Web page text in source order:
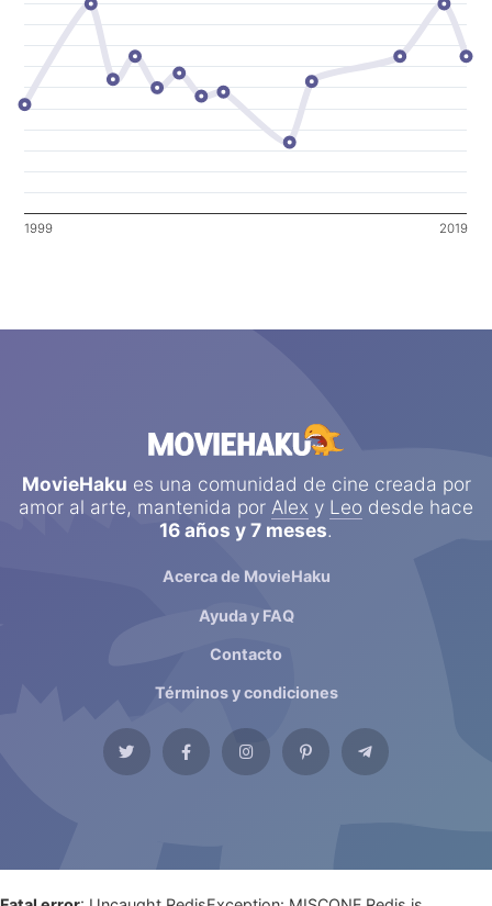
1999 2019
MovieHaku es una comunidad de cine creada por
amor al arte, mantenida por Alex y Leo desde hace
16 años y 7 meses.
Acerca de MovieHaku
Ayuda y FAQ
Contacto
Términos y condiciones